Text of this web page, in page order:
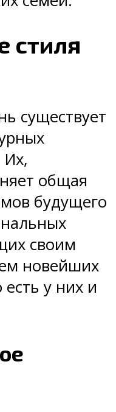
стиля
существует
Их,
общая
будущего
своим
новейших
у них и